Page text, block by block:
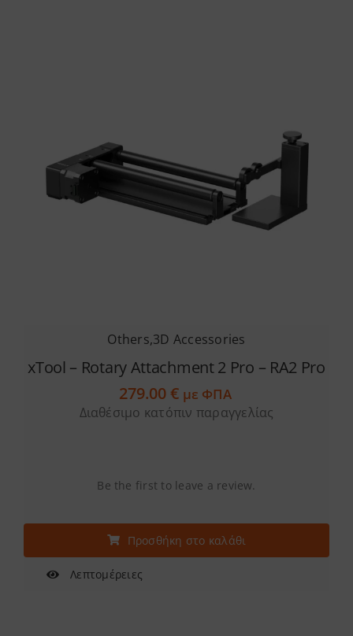
Others,3D Accessories
xTool – Rotary Attachment 2 Pro – RA2 Pro
279.00€ με ΦΠΑ
Διαθέσιμο κατόπιν παραγγελίας
Be the first to leave a review.
Προσθήκη στο καλάθι
Λεπτομέρειες